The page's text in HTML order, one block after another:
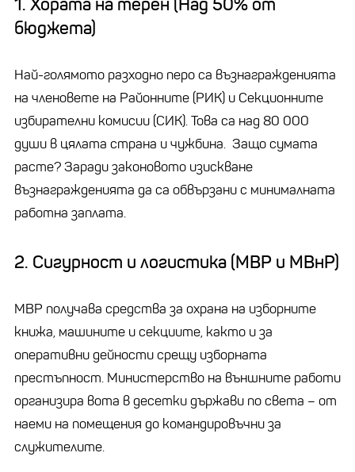
бюджета)
Най-голямото разходно перо са възнагражденията
на членовете на Районните (РИК) и Секционните
избирателни комисии (СИК). Това са над 80 000
души в цялата страна и чужбина. Защо сумата
расте? Заради законовото изискване
възнагражденията да са обвързани с минималната
работна заплата.
2. Сигурност и логистика (МВР и МВнР)
МВР получава средства за охрана на изборните
книжа, машините и секциите, както и за
оперативни дейности срещу изборната
престъпност. Министерство на външните работи
организира вота в десетки държави по света – от
наеми на помещения до командировъчни за
служителите.